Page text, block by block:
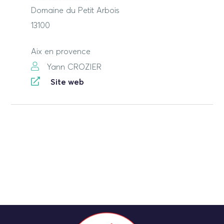
Domaine du Petit Arbois
13100
Aix en provence
Yann CROZIER
Site web